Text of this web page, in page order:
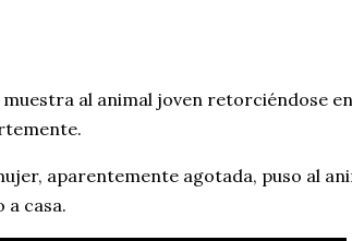
al animal joven retorciéndose
aparentemente agotada, puso al
a casa.